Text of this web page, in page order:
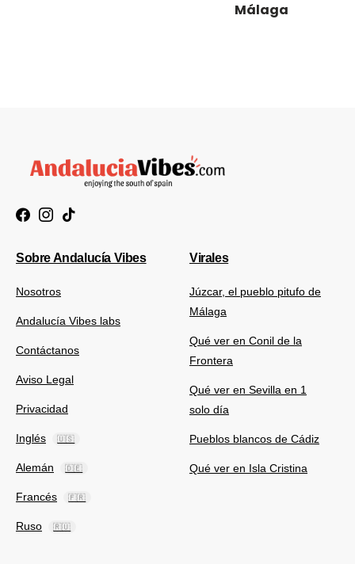
Málaga
Sobre Andalucía Vibes
Nosotros
Andalucía Vibes labs
Contáctanos
Aviso Legal
Privacidad
Inglés 🇺🇸
Alemán 🇩🇪
Francés 🇫🇷
Ruso 🇷🇺
Virales
Júzcar, el pueblo pitufo de
Málaga
Qué ver en Conil de la
Frontera
Qué ver en Sevilla en 1
solo día
Pueblos blancos de Cádiz
Qué ver en Isla Cristina